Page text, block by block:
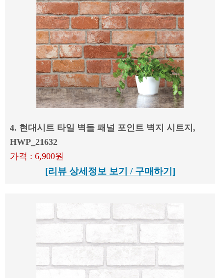
4. 현대시트 타일 벽돌 패널 포인트 벽지 시트지,
HWP_21632
가격 : 6,900원
[리뷰 상세정보 보기 / 구매하기]